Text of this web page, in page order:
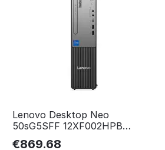
Lenovo Desktop Neo
50sG5SFF 12XF002HPB
12XF002HPB
€869.68